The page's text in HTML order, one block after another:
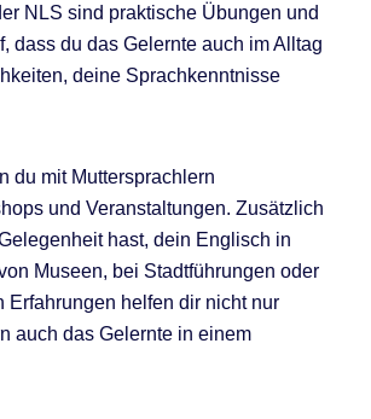
NLS sind praktische Übungen und
dass du das Gelernte auch im Alltag
deine Sprachkenntnisse
du mit Muttersprachlern
und Veranstaltungen. Zusätzlich
hast, dein Englisch in
Museen, bei Stadtführungen oder
Erfahrungen helfen dir nicht nur
auch das Gelernte in einem